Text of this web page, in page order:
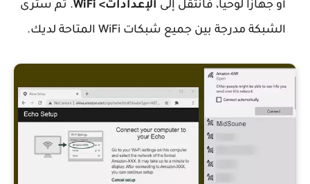
أو جهازًا لوحيًا، فانتقل إلى الإعدادات> WiFi
. ثم سترى
الشبكة مدرجة بين جميع شبكات WiFi المتاحة لديك.